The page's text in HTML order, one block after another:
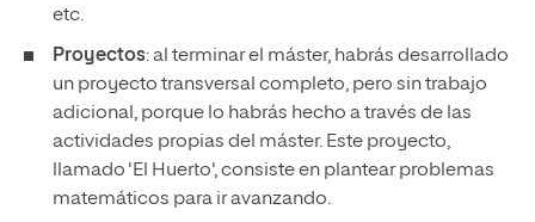
etc.
Proyectos: al terminar el máster, habrás desarrollado
un proyecto transversal completo, pero sin trabajo
adicional, porque lo habrás hecho a través de las
actividades propias del máster. Este proyecto,
llamado 'El Huerto', consiste en plantear problemas
matemáticos para ir avanzando.